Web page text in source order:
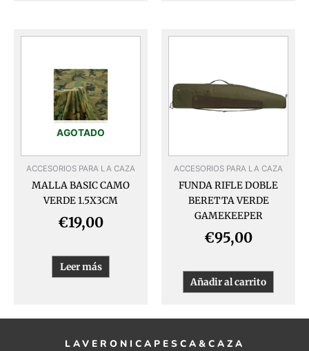
AGOTADO
ACCESORIOS PARA LA CAZA
MALLA BASIC CAMO
VERDE 1.5X3CM
€19,00
Leer más
ACCESORIOS PARA LA CAZA
FUNDA RIFLE DOBLE
BERETTA VERDE
GAMEKEEPER
€95,00
Añadir al carrito
LAVERONICAPESCA&CAZA